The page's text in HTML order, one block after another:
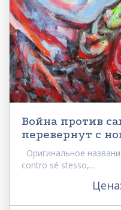
Война против
перевернут с
Оригинальное
contro sé stesso,...
Цена: